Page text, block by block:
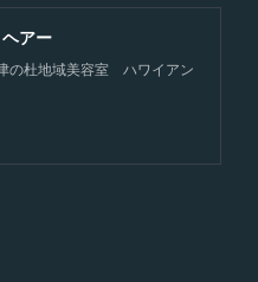
アー
の杜地域美容室 ハワイアン